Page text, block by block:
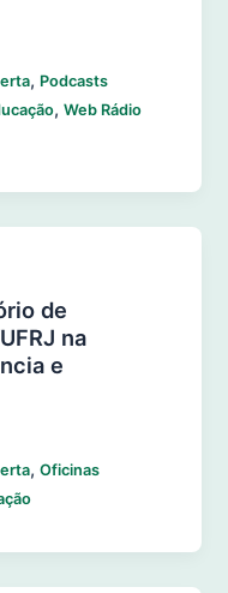
, Podcasts
,Web Rádio
de
na
e
,Oficinas